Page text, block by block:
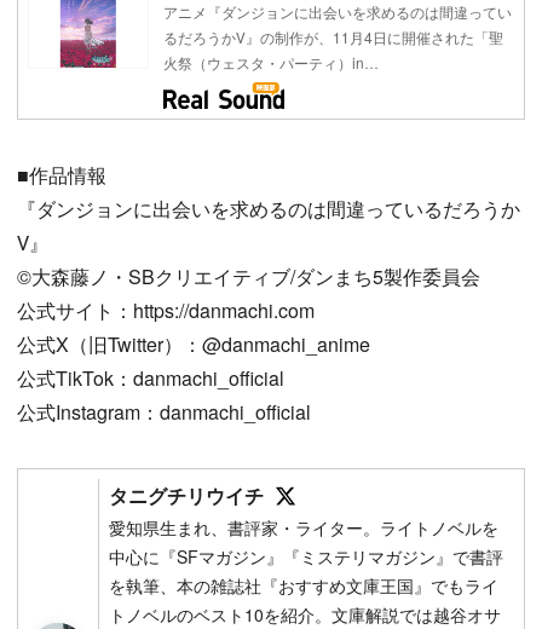
アニメ『ダンジョンに出会いを求めるのは間違ってい
るだろうかⅤ』の制作が、11月4日に開催された「聖
火祭（ウェスタ・パーティ）in…
■作品情報
『ダンジョンに出会いを求めるのは間違っているだろうか
Ⅴ』
©️大森藤ノ・SBクリエイティブ/ダンまち5製作委員会
公式サイト：https://danmachi.com
公式X（旧Twitter）：@danmachi_anime
公式TikTok：danmachi_official
公式Instagram：danmachi_official
タニグチリウイチ
愛知県生まれ、書評家・ライター。ライトノベルを
中心に『SFマガジン』『ミステリマガジン』で書評
を執筆、本の雑誌社『おすすめ文庫王国』でもライ
トノベルのベスト10を紹介。文庫解説では越谷オサ